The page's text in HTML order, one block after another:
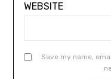
WEBSITE
Save my name,